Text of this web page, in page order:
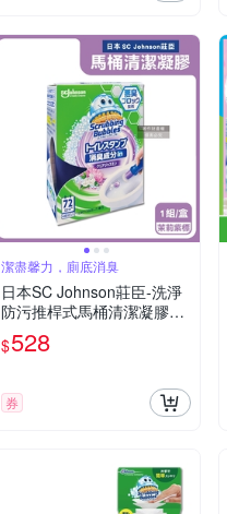
潔盡馨力，廁底消臭
日本SC Johnson莊臣-洗淨
防污推桿式馬桶清潔凝膠38
g+推桿1支/盒(便器去污可替
換補充清潔劑,廁所免刷洗香
720次)
$528
券